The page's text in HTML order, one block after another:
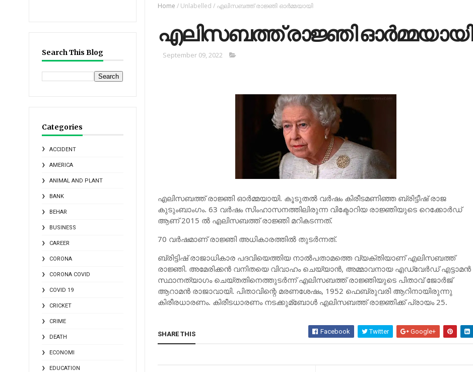
Search This Blog
Categories
ACCIDENT
AMERICA
ANIMAL AND PLANT
BANK
BEHAR
BUSINESS
CAREER
CORONA
CORONA COVID
COVID 19
CRICKET
CRIME
DEATH
ECONOMI
EDUCATION
Home / Unlabelled/ എലിസബത്ത് രാജ്ഞി ഓര്‍മ്മയായി
എലിസബത്ത് രാജ്ഞി ഓര്‍മ്മയായി
September 09, 2022
എലിസബത്ത് രാജ്ഞി ഓര്‍മ്മയായി. കൂടുതല്‍ വര്‍ഷം കിരീടമണിഞ്ഞ ബ്രിട്ടീഷ് രാജ
കുടുംബാംഗം. 63 വര്‍ഷം സിംഹാസനത്തിലിരുന്ന വിക്ടോറിയ രാജ്ഞിയുടെ റെക്കോര്‍ഡ്
ആണ് 2015 ല്‍ എലിസബത്ത് രാജ്ഞി മറികടന്നത്.
70 വര്‍ഷമാണ് രാജ്ഞി അധികാരത്തില്‍ തുടര്‍ന്നത്.
ബ്രിട്ടിഷ് രാജാധികാര പദവിയെത്തിയ നാല്‍പതാമത്തെ വ്യക്തിയാണ് എലിസബത്ത്
രാജ്ഞി. അമേരിക്കന്‍ വനിതയെ വിവാഹം ചെയ്യാന്‍, അമ്മാവനായ എഡ്വേര്‍ഡ് എട്ടാമന്‍
സ്ഥാനത്യാഗം ചെയ്തതിനെത്തുടര്‍ന്ന് എലിസബത്ത് രാജ്ഞിയുടെ പിതാവ് ജോര്‍ജ്
ആറാമന്‍ രാജാവായി. പിതാവിന്റെ മരണശേഷം, 1952 ഫെബ്രുവരി ആറിനായിരുന്നു
കിരീരധാരണം. കിരീടധാരണം നടക്കുമ്ബോള്‍ എലിസബത്ത് രാജ്ഞിക്ക് പ്രായം 25.
SHARE THIS Facebook Twitter Google+